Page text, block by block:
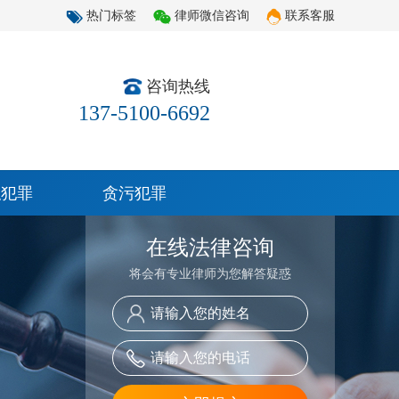
热门标签 律师微信咨询 联系客服
咨询热线
137-5100-6692
罪 贪污犯罪
在线法律咨询
将会有专业律师为您解答疑惑